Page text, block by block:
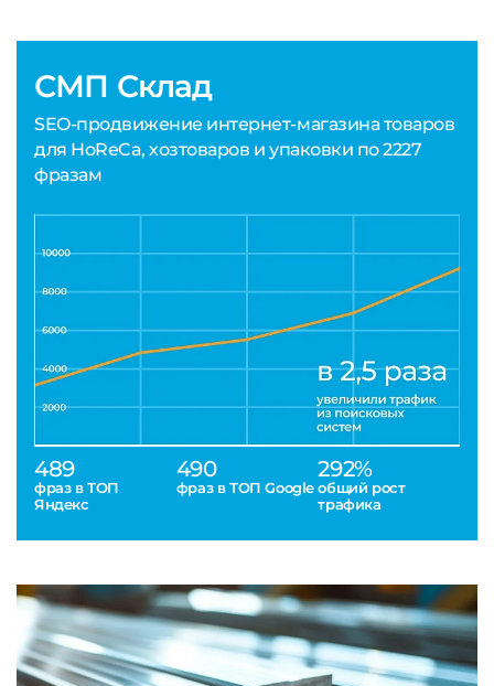
СМП Склад
SEO-продвижение интернет-магазина товаров
для HoReCa, хозтоваров и упаковки по 2227
фразам
489
фраз в ТОП
Яндекс
490
фраз в ТОП Google
292%
общий рост
трафика